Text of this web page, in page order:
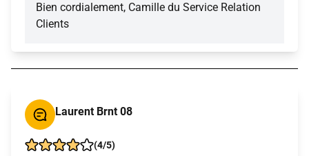
Bien cordialement, Camille du Service Relation
Clients
Laurent Brnt 08
(4/5)